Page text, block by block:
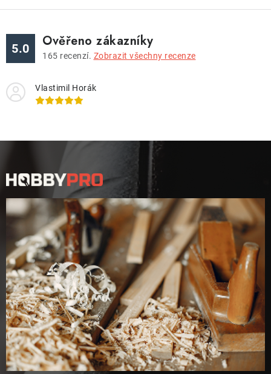
5.0 Ověřeno zákazníky
165 recenzí. Zobrazit všechny recenze
Vlastimil Horák
p
a